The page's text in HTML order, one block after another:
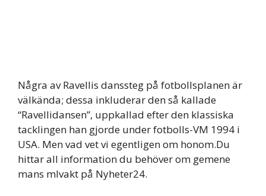
Några av Ravellis danssteg på fotbollsplanen är
välkända; dessa inkluderar den så kallade
“Ravellidansen”, uppkallad efter den klassiska
tacklingen han gjorde under fotbolls-VM 1994 i
USA. Men vad vet vi egentligen om honom.Du
hittar all information du behöver om gemene
mans mlvakt på Nyheter24.